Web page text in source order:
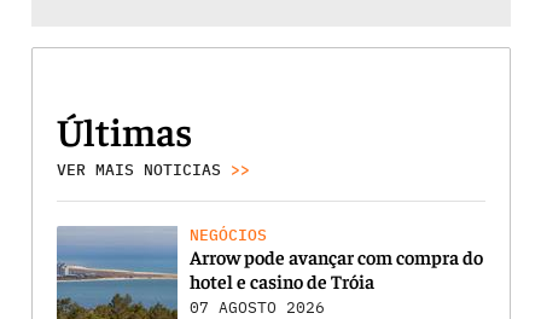
Últimas
VER MAIS NOTICIAS >>
NEGÓCIOS
Arrow pode avançar com compra do
hotel e casino de Tróia
07 AGOSTO 2026